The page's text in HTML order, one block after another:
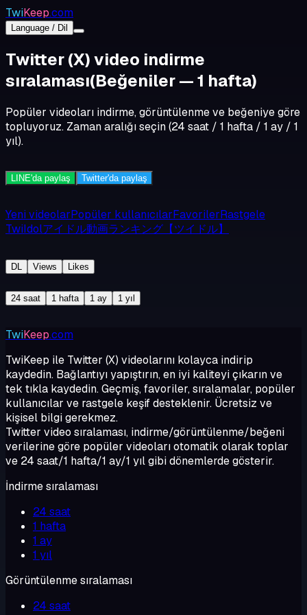
TwiKeep.com
Language / Dil
Twitter (X) video indirme
sıralaması(Beğeniler — 1 hafta)
Popüler videoları indirme, görüntülenme ve beğeniye göre
topluyoruz. Zaman aralığı seçin (24 saat / 1 hafta / 1 ay / 1
yıl).
LINE'da paylaş Twitter'da paylaş
Yeni videolarPopüler kullanıcılarFavorilerRastgele
TwiIdolアイドル動画ランキング【ツイドル】
DL Views Likes
24 saat 1 hafta 1 ay 1 yıl
TwiKeep.com
TwiKeep ile Twitter (X) videolarını kolayca indirip
kaydedin. Bağlantıyı yapıştırın, en iyi kaliteyi çıkarın ve
tek tıkla kaydedin. Geçmiş, favoriler, sıralamalar, popüler
kullanıcılar ve rastgele keşif desteklenir. Ücretsiz ve
kişisel bilgi gerekmez.
Twitter video sıralaması, indirme/görüntülenme/beğeni
verilerine göre popüler videoları otomatik olarak toplar
ve 24 saat/1 hafta/1 ay/1 yıl gibi dönemlerde gösterir.
İndirme sıralaması
24 saat
1 hafta
1 ay
1 yıl
Görüntülenme sıralaması
24 saat